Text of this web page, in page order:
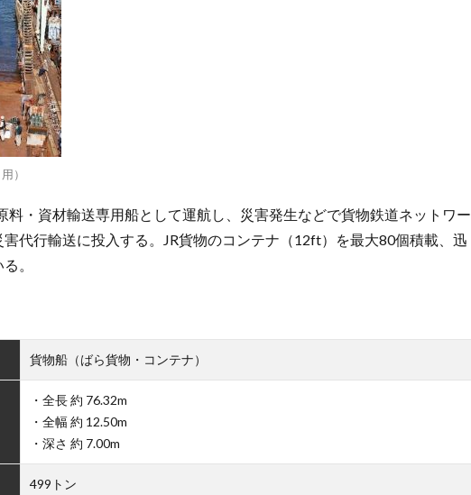
）
料・資材輸送専用船として運航し、災害発生などで貨物鉄道ネットワー
代行輸送に投入する。JR貨物のコンテナ（12ft）を最大80個積載、迅
。
貨物船（ばら貨物・コンテナ）
・全長 約 76.32m
・全幅 約 12.50m
・深さ 約 7.00m
499トン